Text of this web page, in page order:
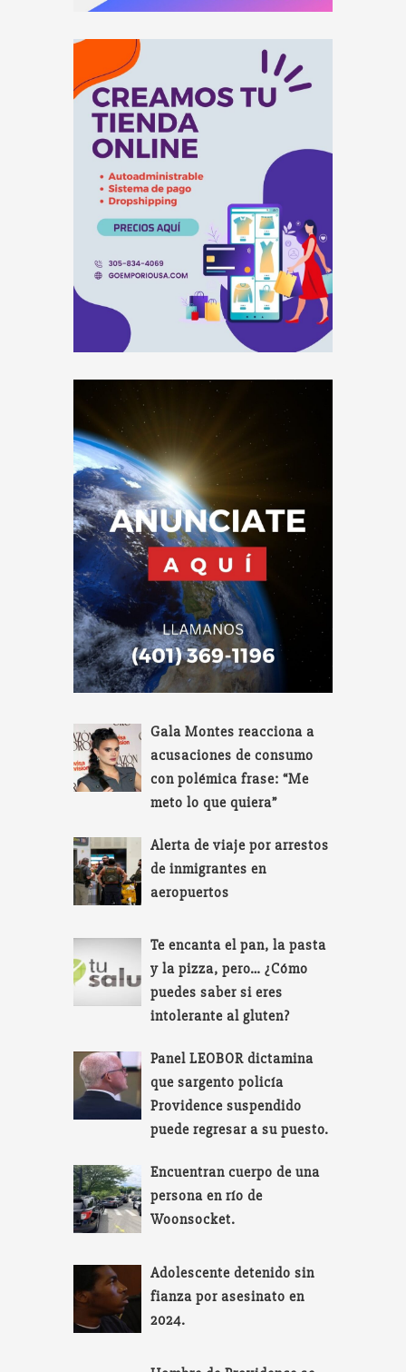
Gala Montes reacciona a
acusaciones de consumo
con polémica frase: “Me
meto lo que quiera”
Alerta de viaje por arrestos
de inmigrantes en
aeropuertos
Te encanta el pan, la pasta
y la pizza, pero… ¿Cómo
puedes saber si eres
intolerante al gluten?
Panel LEOBOR dictamina
que sargento policía
Providence suspendido
puede regresar a su puesto.
Encuentran cuerpo de una
persona en río de
Woonsocket.
Adolescente detenido sin
fianza por asesinato en
2024.